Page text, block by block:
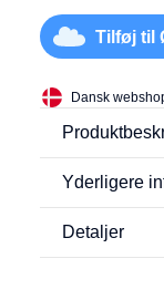
Tilføj til
Dansk
Yderligere
Detaljer